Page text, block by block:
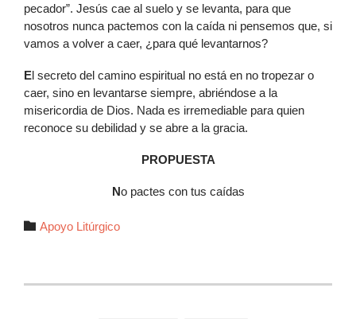
pecador”. Jesús cae al suelo y se levanta, para que
nosotros nunca pactemos con la caída ni pensemos que, si
vamos a volver a caer, ¿para qué levantarnos?
El secreto del camino espiritual no está en no tropezar o
caer, sino en levantarse siempre, abriéndose a la
misericordia de Dios. Nada es irremediable para quien
reconoce su debilidad y se abre a la gracia.
PROPUESTA
No pactes con tus caídas
 Autor
Apoyo Litúrgico